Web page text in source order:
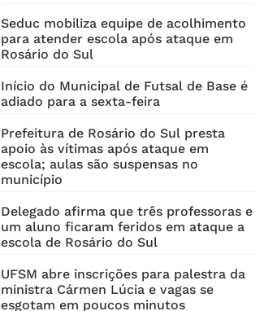
Seduc mobiliza equipe de acolhimento
para atender escola após ataque em
Rosário do Sul
Início do Municipal de Futsal de Base é
adiado para a sexta-feira
Prefeitura de Rosário do Sul presta
apoio às vítimas após ataque em
escola; aulas são suspensas no
município
Delegado afirma que três professoras e
um aluno ficaram feridos em ataque a
escola de Rosário do Sul
UFSM abre inscrições para palestra da
ministra Cármen Lúcia e vagas se
esgotam em poucos minutos